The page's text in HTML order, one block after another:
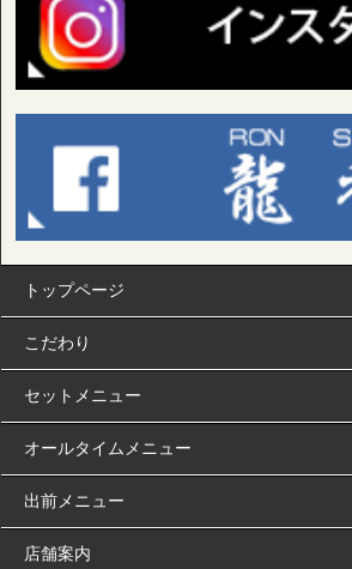
トップページ
こだわり
セットメニュー
オールタイムメニュー
出前メニュー
店舗案内